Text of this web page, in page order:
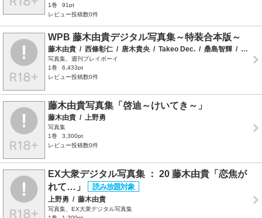
1巻
91pt
レビュー投稿数0件
WPB 藤木由貴デジタル写真集～特装合本版～
藤木由貴 / 西條彰仁 / 唐木貴央 / Takeo Dec. / 桑島智輝 /
写真集、週刊プレイボーイ
1巻
6,433pt
レビュー投稿数0件
藤木由貴写真集「啓迪～けいてき～」
藤木由貴 / 上野勇
写真集
1巻
3,300pt
レビュー投稿数0件
EX大衆デジタル写真集 ： 20 藤木由貴「恋焦が
れて…」
上野勇 / 藤木由貴
写真集、EX大衆デジタル写真集